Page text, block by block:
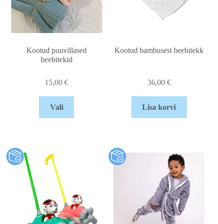
Kootud puuvillased
beebitekid
15,00€
Vali
Kootud bambusest beebitekk
36,00 €
Lisa korvi